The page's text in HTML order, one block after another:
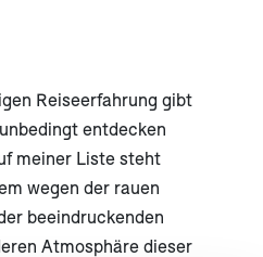
Reiseerfahrung gibt
entdecken
meiner Liste steht
wegen der rauen
beeindruckenden
Atmosphäre dieser